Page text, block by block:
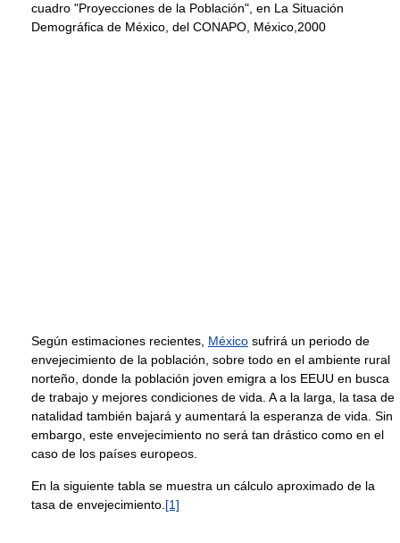
cuadro "Proyecciones de la Población", en La Situación
Demográfica de México, del CONAPO, México,2000
Según estimaciones recientes, México sufrirá un periodo de
envejecimiento de la población, sobre todo en el ambiente rural
norteño, donde la población joven emigra a los EEUU en busca
de trabajo y mejores condiciones de vida. A a la larga, la tasa de
natalidad también bajará y aumentará la esperanza de vida. Sin
embargo, este envejecimiento no será tan drástico como en el
caso de los países europeos.
En la siguiente tabla se muestra un cálculo aproximado de la
tasa de envejecimiento. [1]